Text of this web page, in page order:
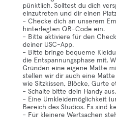
pünktlich. Solltest du dich
einzutreten und dir einen
- Checke dich an unserem
hinterlegten QR-Code ein.
- Bitte aktiviere für den
deiner USC-App.
- Bitte bringe bequeme
die Entspannungsphase mit.
Gründen eine eigene Matte
stellen wir dir auch eine
wie Sitzkissen, Blöcke, Gurte
- Schalte bitte dein Handy aus.
- Eine Umkleidemöglichkeit
Bereich des Studios. Es sind
- Für kleinere Wertsachen